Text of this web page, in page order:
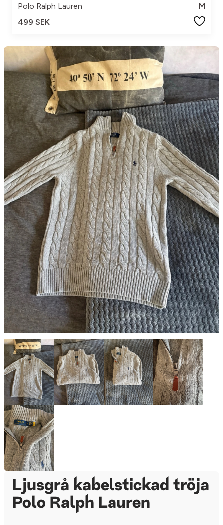
Polo Ralph Lauren
M
499 SEK
Ljusgrå kabelstickad tröja
Polo Ralph Lauren